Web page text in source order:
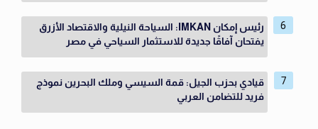
رئيس إمكان IMKAN: السياحة النيلية والاقتصاد الأزرق
يفتحان آفاقًا جديدة للاستثمار السياحي في مصر
قيادي بحزب الجيل: قمة السيسي وملك البحرين نموذج
فريد للتضامن العربي